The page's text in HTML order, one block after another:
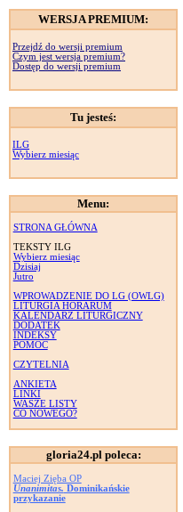
WERSJA PREMIUM:
Przejdź do wersji premium
Czym jest wersja premium?
Dostęp do wersji premium
Tu jesteś:
ILG
Wybierz miesiąc
Menu:
STRONA GŁÓWNA
TEKSTY ILG
Wybierz miesiąc
Dzisiaj
Jutro
WPROWADZENIE DO LG (OWLG)
LITURGIA HORARUM
KALENDARZ LITURGICZNY
DODATEK
INDEKSY
POMOC
CZYTELNIA
ANKIETA
LINKI
WASZE LISTY
CO NOWEGO?
gloria24.pl poleca:
Maciej Zięba OP
Unanimitas. Dominikańskie
przykazanie